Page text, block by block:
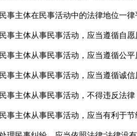
体在民事活动中的法律地位一律
体从事民事活动，应当遵循自愿
体从事民事活动，应当遵循公平
体从事民事活动，应当遵循诚信
体从事民事活动，不得违反法律
体从事民事活动，应当有利于节